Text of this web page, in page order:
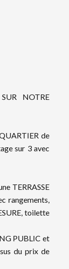
NOTRE
de
sur 3 avec
TERRASSE
rangements,
toilette
PUBLIC et
du prix de